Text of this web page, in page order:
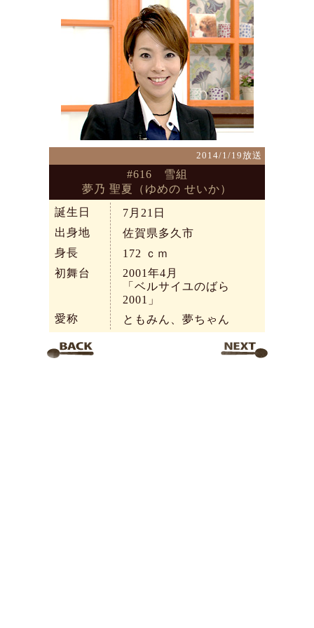
2014/1/19放送
#616 雪組
夢乃 聖夏（ゆめの せいか）
誕生日
7月21日
出身地
佐賀県多久市
身長
172
ｃｍ
初舞台
2001年4月
「ベルサイユのばら
2001」
愛称
ともみん、夢ちゃん